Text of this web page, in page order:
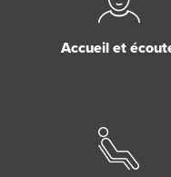
Accueil et